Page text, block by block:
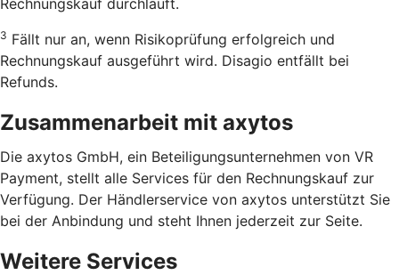
3 Fällt nur an, wenn Risikoprüfung erfolgreich und
Rechnungskauf ausgeführt wird. Disagio entfällt bei
Refunds.
Zusammenarbeit mit axytos
Die axytos GmbH, ein Beteiligungsunternehmen von VR
Payment, stellt alle Services für den Rechnungskauf zur
Verfügung. Der Händlerservice von axytos unterstützt Sie
bei der Anbindung und steht Ihnen jederzeit zur Seite.
Weitere Services